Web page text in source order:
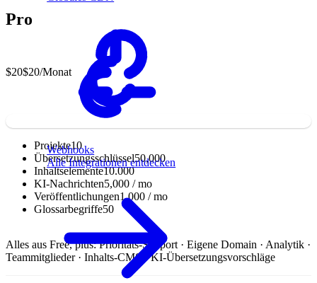
Webhooks
Alle Integrationen entdecken
Pro
$20$20/Monat
Projekte10
Übersetzungsschlüssel50,000
Inhaltselemente10.000
KI-Nachrichten5,000 / mo
Veröffentlichungen1,000 / mo
Glossarbegriffe50
Alles aus Free, plus: Prioritäts-Support · Eigene Domain · Analytik ·
Teammitglieder · Inhalts-CMS · KI-Übersetzungsvorschläge